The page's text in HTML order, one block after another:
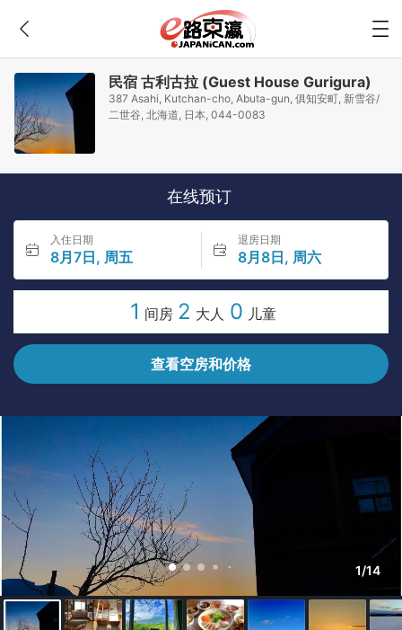
民宿 古利古拉 (Guest House Gurigura)
387 Asahi, Kutchan-cho, Abuta-gun, 俱知安町, 新雪谷/
二世谷, 北海道, 日本, 044-0083
在线预订
入住日期
8月7日, 周五
退房日期
8月8日, 周六
1 间房 2 大人 0 儿童
查看空房和价格
1/14